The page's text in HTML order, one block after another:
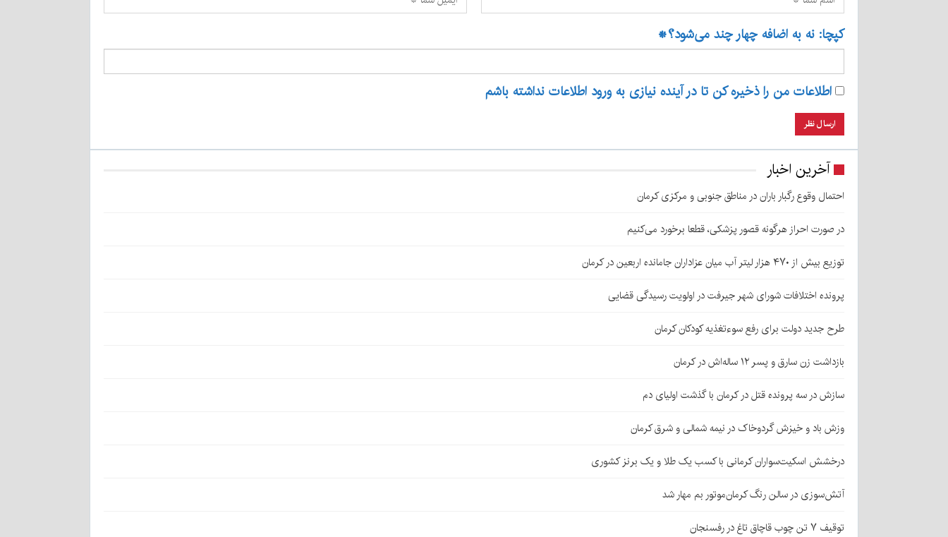
کپچا: نه به اضافه چهار چند می‌شود؟*
اطلاعات من را ذخیره کن تا در آینده نیازی به ورود اطلاعات نداشته باشم
آخرین اخبار
احتمال وقوع رگبار باران در مناطق جنوبی و مرکزی کرمان
در صورت احراز هرگونه قصور پزشکی، قطعا برخورد می‌کنیم
توزیع بیش از ۴۷۰ هزار لیتر آب میان عزاداران جامانده اربعین در کرمان
پرونده اختلافات شورای شهر جیرفت در اولویت رسیدگی قضایی
طرح جدید دولت برای رفع سوءتغذیه کودکان کرمان
بازداشت زن سارق و پسر ۱۲ ساله‌اش در کرمان
سازش در سه پرونده قتل در کرمان با گذشت اولیای دم
وزش باد و خیزش گردوخاک در نیمه شمالی و شرق کرمان
درخشش اسکیت‌سواران کرمانی با کسب یک طلا و یک برنز کشوری
آتش‌سوزی در سالن رنگ کرمان‌موتور بم مهار شد
توقیف ۷ تن چوب قاچاق تاغ در رفسنجان